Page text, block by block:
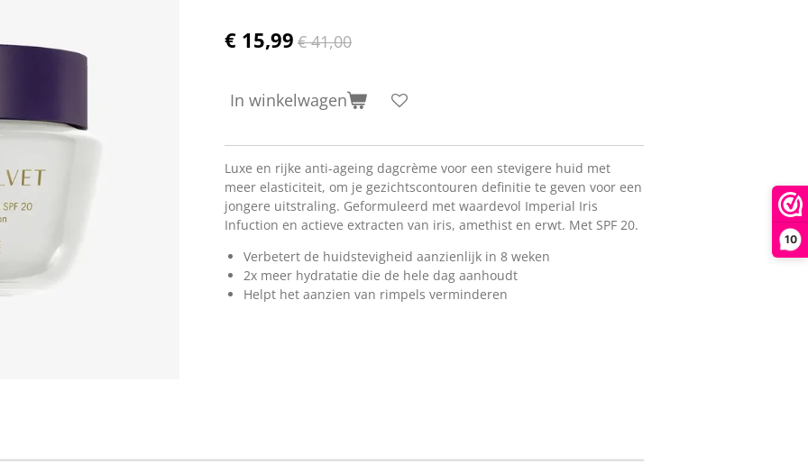
10
€ 15,99 € 41,00
In winkelwagen
Luxe en rijke anti-ageing dagcrème voor een stevigere huid met
meer elasticiteit, om je gezichtscontouren definitie te geven voor een
jongere uitstraling. Geformuleerd met waardevol Imperial Iris
Infuction en actieve extracten van iris, amethist en erwt. Met SPF 20.
Verbetert de huidstevigheid aanzienlijk in 8 weken
2x meer hydratatie die de hele dag aanhoudt
Helpt het aanzien van rimpels verminderen